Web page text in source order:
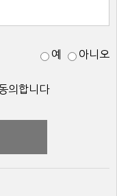
예
아니오
의합니다